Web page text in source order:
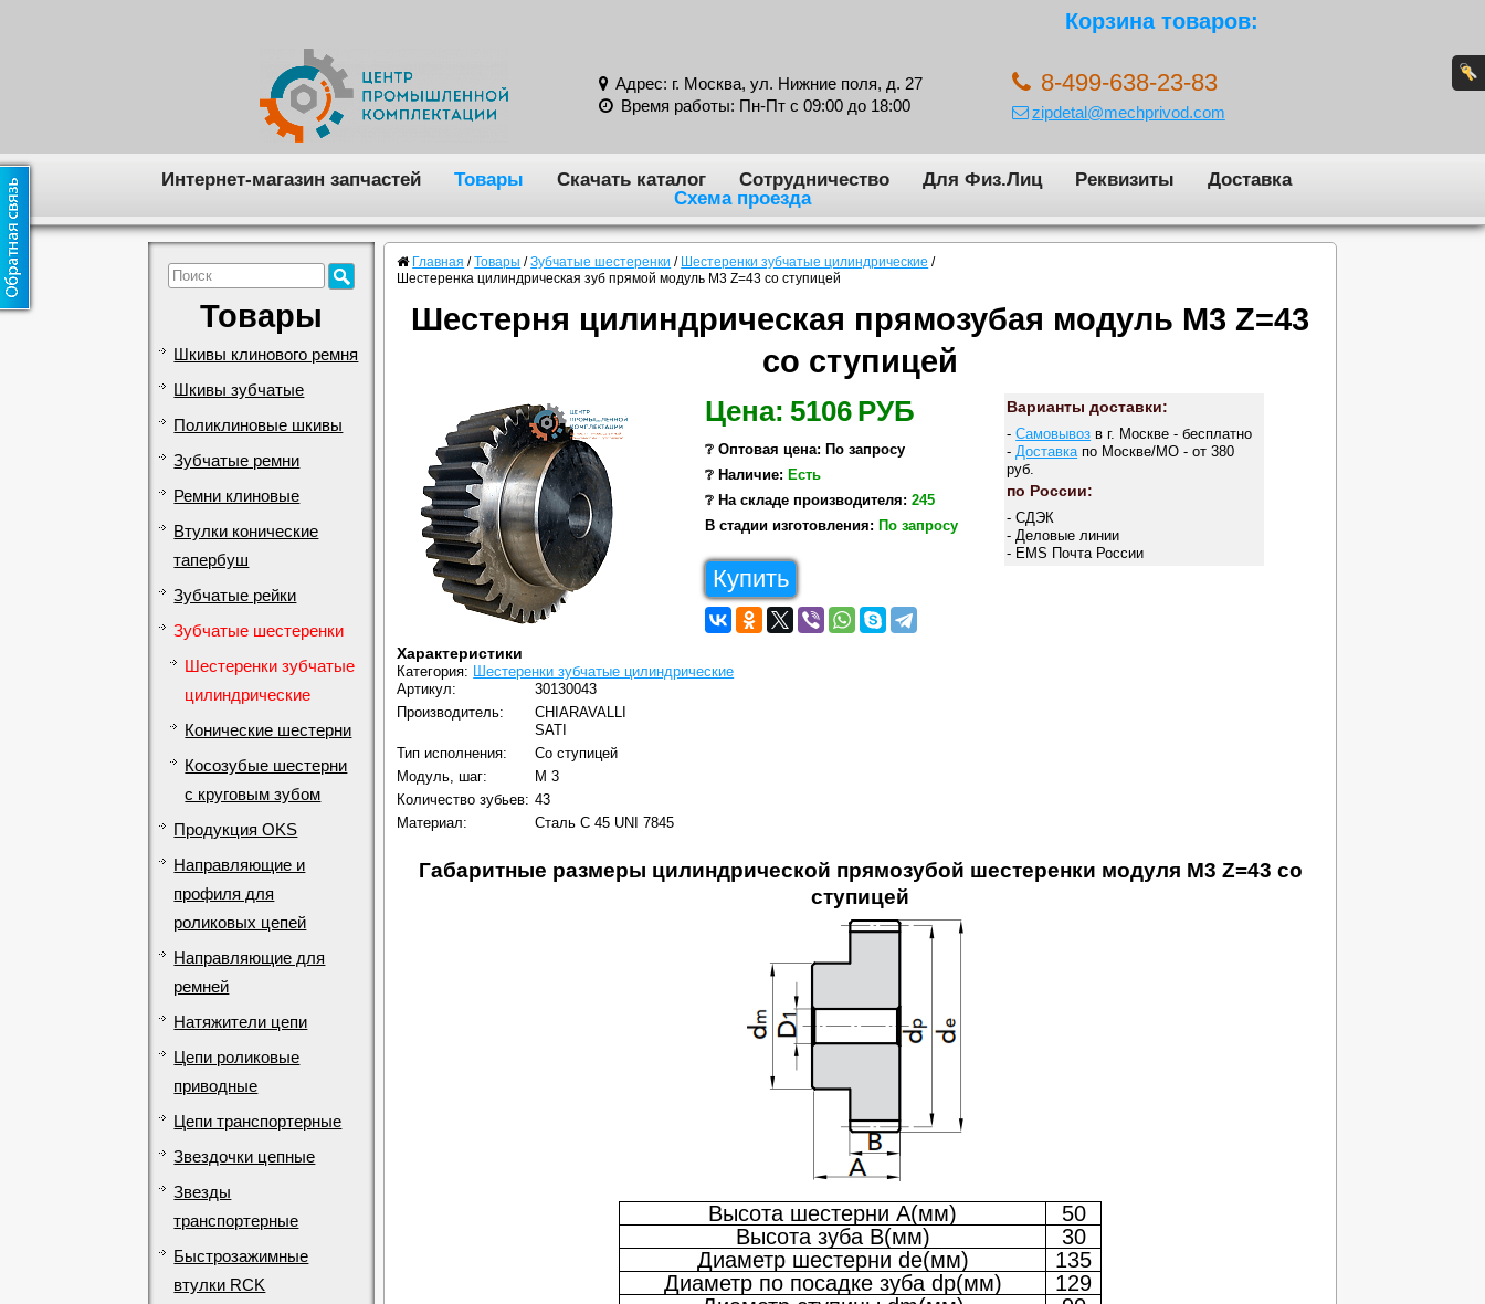
Корзина товаров:
Адрес: г. Москва, ул. Нижние поля, д. 27
Время работы: Пн-Пт с 09:00 до 18:00
8-499-638-23-83
zipdetal@mechprivod.com
Интернет-магазин запчастей Товары Скачать каталог Сотрудничество Для Физ.Лиц Реквизиты
Доставка
Схема проезда
Товары
Шкивы клинового ремня
Шкивы зубчатые
Поликлиновые шкивы
Зубчатые ремни
Ремни клиновые
Втулки конические
тапербуш
Зубчатые рейки
Зубчатые шестеренки
Шестеренки зубчатые
цилиндрические
Конические шестерни
Косозубые шестерни
с круговым зубом
Продукция OKS
Направляющие и
профиля для
роликовых цепей
Направляющие для
ремней
Натяжители цепи
Цепи роликовые
приводные
Цепи транспортерные
Звездочки цепные
Звезды
транспортерные
Быстрозажимные
втулки RCK
Главная / Товары / Зубчатые шестеренки / Шестеренки зубчатые цилиндрические /
Шестеренка цилиндрическая зуб прямой модуль M3 Z=43 со ступицей
Шестерня цилиндрическая прямозубая модуль M3 Z=43
со ступицей
Цена: 5106 РУБ
❔ Оптовая цена: По запросу
❔ Наличие: Есть
❔ На складе производителя: 245
В стадии изготовления: По запросу
Купить
Варианты доставки:
-Самовывоз в г. Москве - бесплатно
- Доставка по Москве/МО - от 380
руб.
по России:
- СДЭК
- Деловые линии
- EMS Почта России
Характеристики
Категория: Шестеренки зубчатые цилиндрические
Артикул:
30130043
Производитель:
CHIARAVALLI
SATI
Тип исполнения:
Со ступицей
Модуль, шаг:
M 3
Количество зубьев: 43
Материал:
Сталь C 45 UNI 7845
Габаритные размеры цилиндрической прямозубой шестеренки модуля M3 Z=43 со
ступицей
Высота шестерни A(мм)
50
Высота зуба B(мм)
30
Диаметр шестерни de(мм)
135
Диаметр по посадке зуба dp(мм)
129